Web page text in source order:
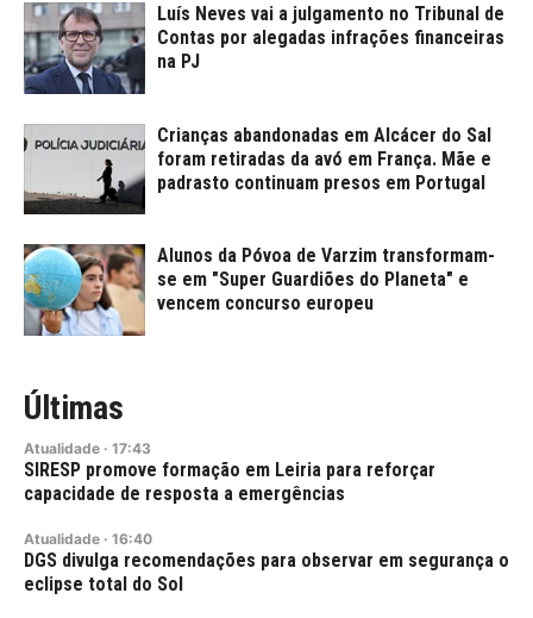
Luís Neves vai a julgamento no Tribunal de
Contas por alegadas infrações financeiras
na PJ
Crianças abandonadas em Alcácer do Sal
foram retiradas da avó em França. Mãe e
padrasto continuam presos em Portugal
Alunos da Póvoa de Varzim transformam-
se em "Super Guardiões do Planeta" e
vencem concurso europeu
Últimas
Atualidade · 17:43
SIRESP promove formação em Leiria para reforçar
capacidade de resposta a emergências
Atualidade · 16:40
DGS divulga recomendações para observar em segurança o
eclipse total do Sol